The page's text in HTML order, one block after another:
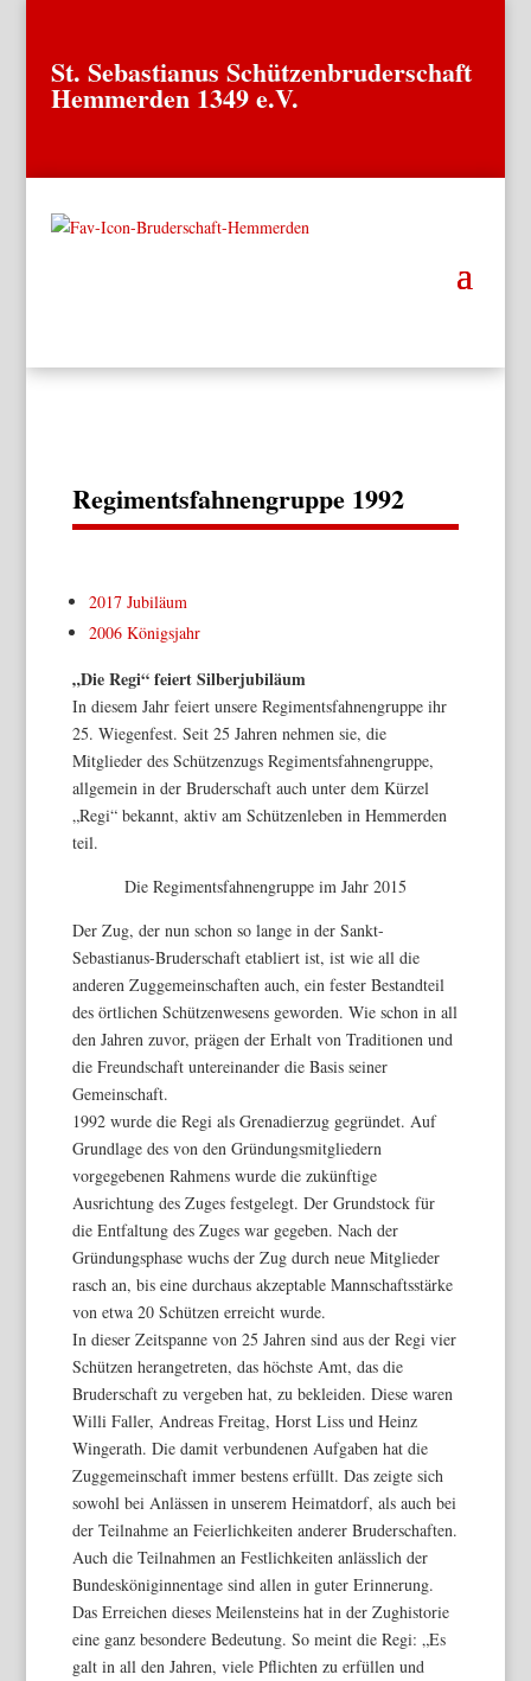
St. Sebastianus Schützenbruderschaft
Hemmerden 1349 e.V.
Regimentsfahnengruppe 1992
2017 Jubiläum
2006 Königsjahr
„Die Regi“ feiert Silberjubiläum
In diesem Jahr feiert unsere Regimentsfahnengruppe ihr
25. Wiegenfest. Seit 25 Jahren nehmen sie, die
Mitglieder des Schützenzugs Regimentsfahnengruppe,
allgemein in der Bruderschaft auch unter dem Kürzel
„Regi“ bekannt, aktiv am Schützenleben in Hemmerden
teil.
Die Regimentsfahnengruppe im Jahr 2015
Der Zug, der nun schon so lange in der Sankt-
Sebastianus-Bruderschaft etabliert ist, ist wie all die
anderen Zuggemeinschaften auch, ein fester Bestandteil
des örtlichen Schützenwesens geworden. Wie schon in all
den Jahren zuvor, prägen der Erhalt von Traditionen und
die Freundschaft untereinander die Basis seiner
Gemeinschaft.
1992 wurde die Regi als Grenadierzug gegründet. Auf
Grundlage des von den Gründungsmitgliedern
vorgegebenen Rahmens wurde die zukünftige
Ausrichtung des Zuges festgelegt. Der Grundstock für
die Entfaltung des Zuges war gegeben. Nach der
Gründungsphase wuchs der Zug durch neue Mitglieder
rasch an, bis eine durchaus akzeptable Mannschaftsstärke
von etwa 20 Schützen erreicht wurde.
In dieser Zeitspanne von 25 Jahren sind aus der Regi vier
Schützen herangetreten, das höchste Amt, das die
Bruderschaft zu vergeben hat, zu bekleiden. Diese waren
Willi Faller, Andreas Freitag, Horst Liss und Heinz
Wingerath. Die damit verbundenen Aufgaben hat die
Zuggemeinschaft immer bestens erfüllt. Das zeigte sich
sowohl bei Anlässen in unserem Heimatdorf, als auch bei
der Teilnahme an Feierlichkeiten anderer Bruderschaften.
Auch die Teilnahmen an Festlichkeiten anlässlich der
Bundesköniginnentage sind allen in guter Erinnerung.
Das Erreichen dieses Meilensteins hat in der Zughistorie
eine ganz besondere Bedeutung. So meint die Regi: „Es
galt in all den Jahren, viele Pflichten zu erfüllen und